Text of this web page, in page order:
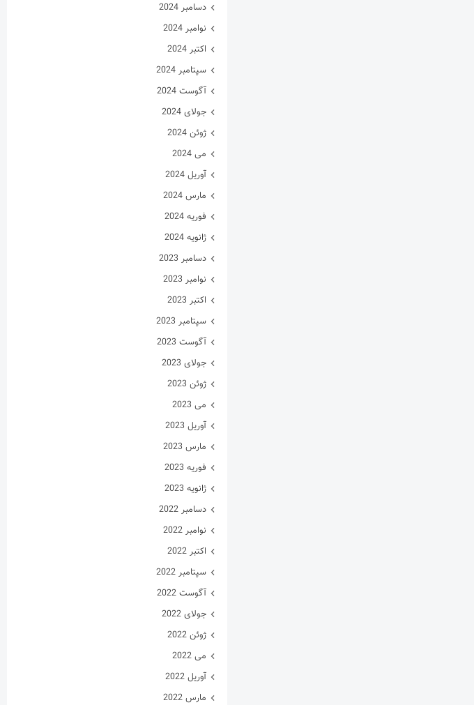
دسامبر 2024
نوامبر 2024
اکتبر 2024
سپتامبر 2024
آگوست 2024
جولای 2024
ژوئن 2024
می 2024
آوریل 2024
مارس 2024
فوریه 2024
ژانویه 2024
دسامبر 2023
نوامبر 2023
اکتبر 2023
سپتامبر 2023
آگوست 2023
جولای 2023
ژوئن 2023
می 2023
آوریل 2023
مارس 2023
فوریه 2023
ژانویه 2023
دسامبر 2022
نوامبر 2022
اکتبر 2022
سپتامبر 2022
آگوست 2022
جولای 2022
ژوئن 2022
می 2022
آوریل 2022
مارس 2022